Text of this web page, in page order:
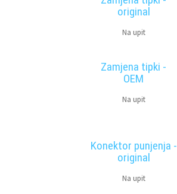
original
Na upit
Zamjena tipki -
OEM
Na upit
Konektor punjenja -
original
Na upit